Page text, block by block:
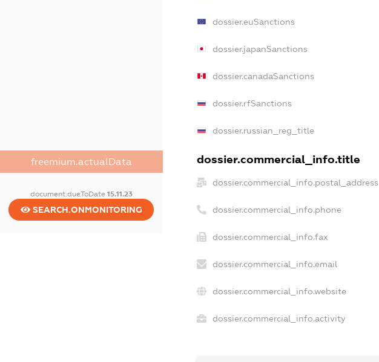
freemium.actualData
document.dueToDate 15.11.23
SEARCH.ONMONITORING
dossier.euSanctions
dossier.japanSanctions
dossier.canadaSanctions
dossier.rfSanctions
dossier.russian_reg_title
dossier.commercial_info.title
dossier.commercial_info.postal_address
dossier.commercial_info.phone
dossier.commercial_info.fax
dossier.commercial_info.email
dossier.commercial_info.website
dossier.commercial_info.activity